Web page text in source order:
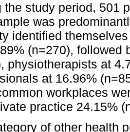
the study period, 501
was
identified
(n=270), followed
physiotherapists at
at 16.96%
workplaces
practice 24.15%
of other health